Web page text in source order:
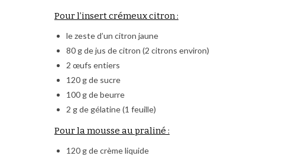
Pour l’insert crémeux citron :
le zeste d’un citron jaune
80 g de jus de citron (2 citrons environ)
2 œufs entiers
120 g de sucre
100 g de beurre
2 g de gélatine (1 feuille)
Pour la mousse au praliné :
120 g de crème liquide